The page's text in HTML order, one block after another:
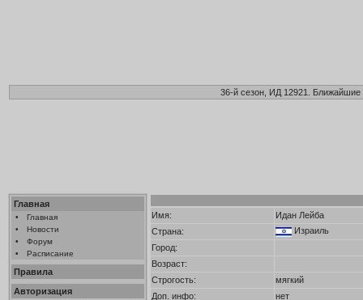
36-й сезон, ИД 12921.
Главная
•
Главная
•
Новости
•
Форум
•
Расписание
Правила
Авторизация
Имя:
Идан Лейба
Страна:
Израиль
Город:
Возраст:
Строгость:
мягкий
Доп. инфо:
нет